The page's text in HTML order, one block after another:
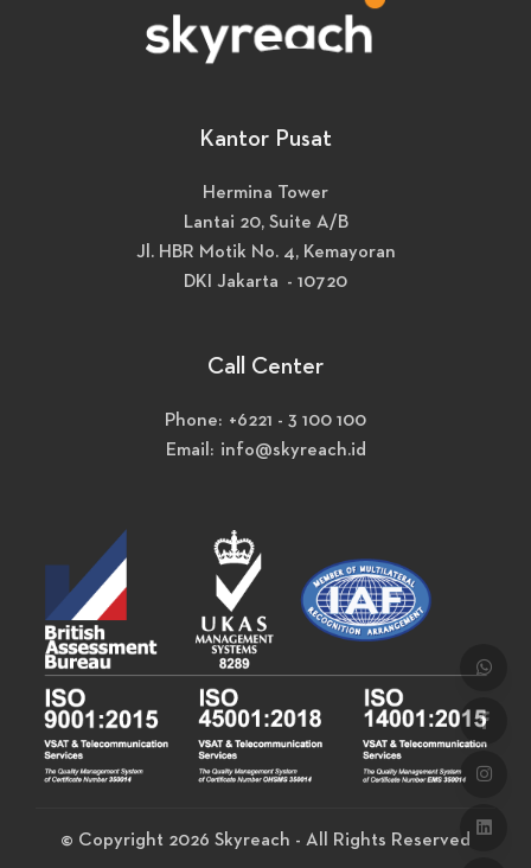
Kantor Pusat
Hermina Tower
Lantai 20, Suite A/B
Jl. HBR Motik No. 4, Kemayoran
DKI Jakarta - 10720
Call Center
Phone: +6221 - 3 100 100
Email: info@skyreach.id
© Copyright 2026 Skyreach - All Rights Reserved